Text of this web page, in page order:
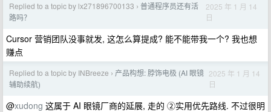
Replied to a topic by lx271896700133 › 普通程序员还有活
路吗？
2025 年 1 月 14
日
Cursor 营销团队没事就发, 这怎么算提成? 能不能带我一个? 我也想
赚点
Replied to a topic by INBreeze › 产品构想: 脖饰电极 (AI 眼镜
辅助续航)
2025 年 1 月 14
日
@xudong 这属于 AI 眼镜厂商的延展, 走的 ②实用优先路线. 不过很明